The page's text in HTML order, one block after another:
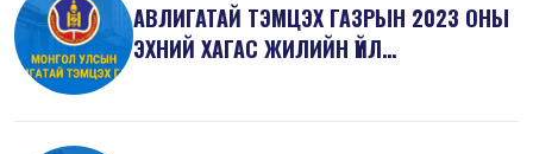
АВЛИГАТАЙ ТЭМЦЭХ ГАЗРЫН 2023 ОНЫ
ЭХНИЙ ХАГАС ЖИЛИЙН ҮЙЛ